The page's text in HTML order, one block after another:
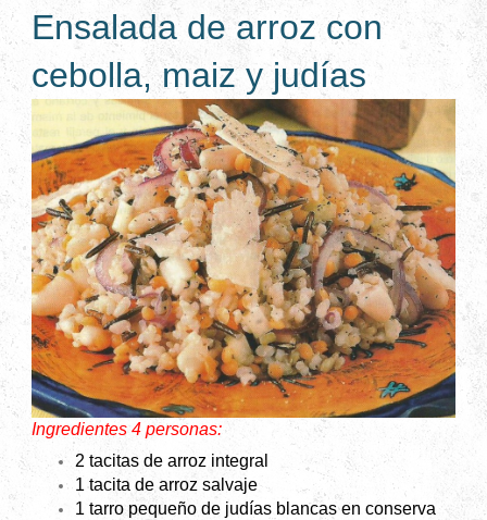
Ensalada de arroz con
cebolla, maiz y judías
Ingredientes 4 personas:
2 tacitas de arroz integral
1 tacita de arroz salvaje
1 tarro pequeño de judías blancas en conserva